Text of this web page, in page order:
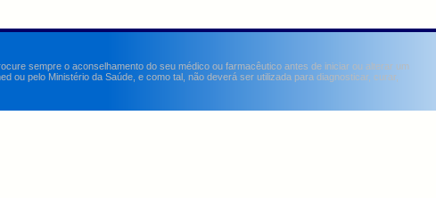
sempre o aconselhamento do seu médico ou farmacêutico antes de iniciar ou alterar um
ou pelo Ministério da Saúde, e como tal, não deverá ser utilizada para diagnosticar, curar,